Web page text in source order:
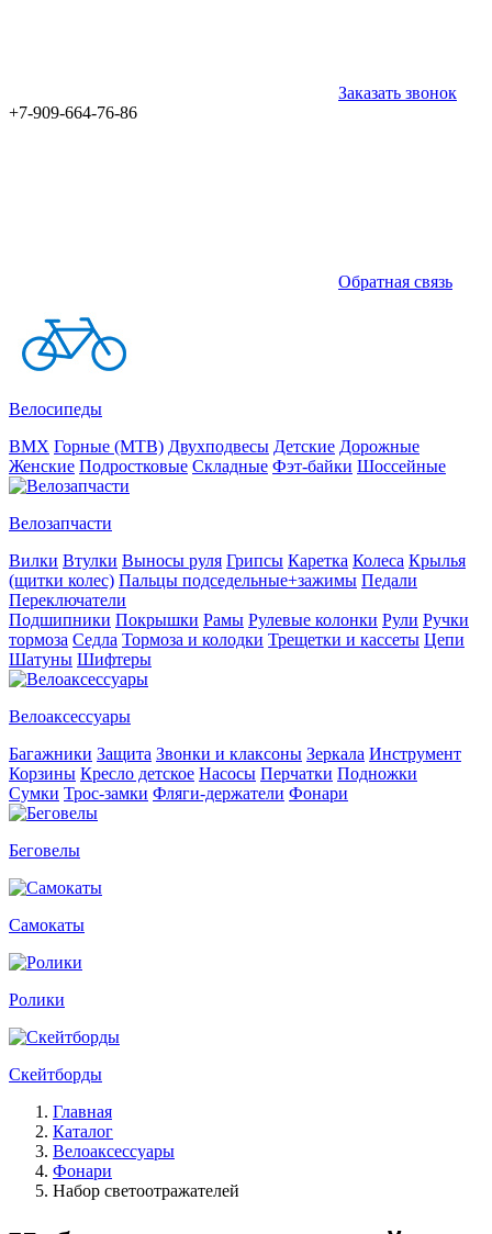
Заказать звонок
+7-909-664-76-86
Обратная связь
Велосипеды
BMX Горные (MTB) Двухподвесы Детские Дорожные
Женские Подростковые Складные Фэт-байки Шоссейные
Велозапчасти
Вилки Втулки Выносы руля Грипсы Каретка Колеса Крылья
(щитки колес) Пальцы подседельные+зажимы Педали
Переключатели
Подшипники Покрышки Рамы Рулевые колонки Рули Ручки
тормоза Седла Тормоза и колодки Трещетки и кассеты Цепи
Шатуны Шифтеры
Велоаксессуары
Багажники Защита Звонки и клаксоны Зеркала Инструмент
Корзины Кресло детское Насосы Перчатки Подножки
Сумки Трос-замки Фляги-держатели Фонари
Беговелы
Самокаты
Ролики
Скейтборды
Главная
Каталог
Велоаксессуары
Фонари
Набор светоотражателей